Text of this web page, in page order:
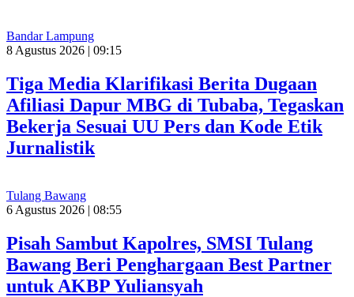
Bandar Lampung
8 Agustus 2026 | 09:15
Tiga Media Klarifikasi Berita Dugaan
Afiliasi Dapur MBG di Tubaba, Tegaskan
Bekerja Sesuai UU Pers dan Kode Etik
Jurnalistik
Tulang Bawang
6 Agustus 2026 | 08:55
Pisah Sambut Kapolres, SMSI Tulang
Bawang Beri Penghargaan Best Partner
untuk AKBP Yuliansyah